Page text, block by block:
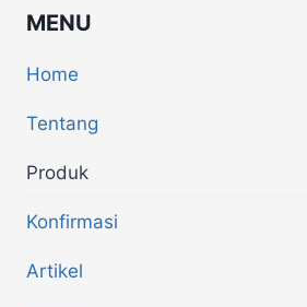
MENU
Home
Tentang
Produk
Konfirmasi
Artikel